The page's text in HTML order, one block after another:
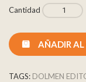
Cantidad
AÑADIR AL
TAGS: DOLMEN